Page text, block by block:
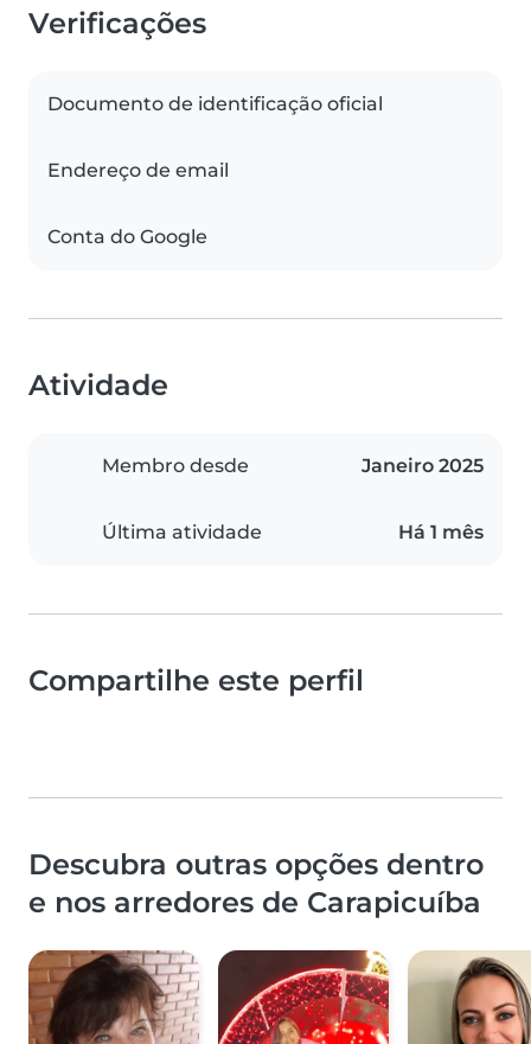
Verificações
Documento de identificação oficial
Endereço de email
Conta do Google
Atividade
Membro desde Janeiro 2025
Última atividade Há 1 mês
Compartilhe este perfil
Descubra outras opções dentro
e nos arredores de Carapicuíba